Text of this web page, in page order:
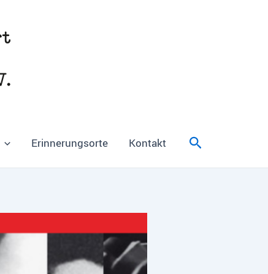
Erinnerungsorte Kontakt Suchen